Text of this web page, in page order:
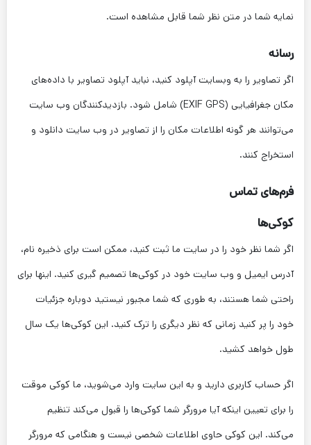
نمایه شما در متن نظر شما قابل مشاهده است.
رسانه
اگر تصاویر را به وبسایت آپلود کنید، نباید آپلود تصاویر با داده‌های
مکان جغرافیایی (EXIF GPS) شامل شود. بازدیدکنندگان وب سایت
می‌توانند هر گونه اطلاعات مکان را از تصاویر در وب سایت دانلود و
استخراج کنند.
فرم‌های تماس
کوکی‌ها
اگر شما نظر خود را در سایت ما ثبت کنید، ممکن است برای ذخیره نام،
آدرس ایمیل و وب سایت خود در کوکی‌ها تصمیم گیری کنید. اینها برای
راحتی شما هستند، به طوری که شما مجبور نیستید دوباره جزئیات
خود را پر کنید زمانی که نظر دیگری را ترک کنید. این کوکی‌ها یک سال
طول خواهد کشید.
اگر حساب کاربری دارید و به این سایت وارد می‌شوید، ما کوکی موقت
را برای تعیین اینکه آیا مرورگر شما کوکی‌ها را قبول می‌کند تنظیم
می‌کند. این کوکی حاوی اطلاعات شخصی نیست و هنگامی که مرورگر